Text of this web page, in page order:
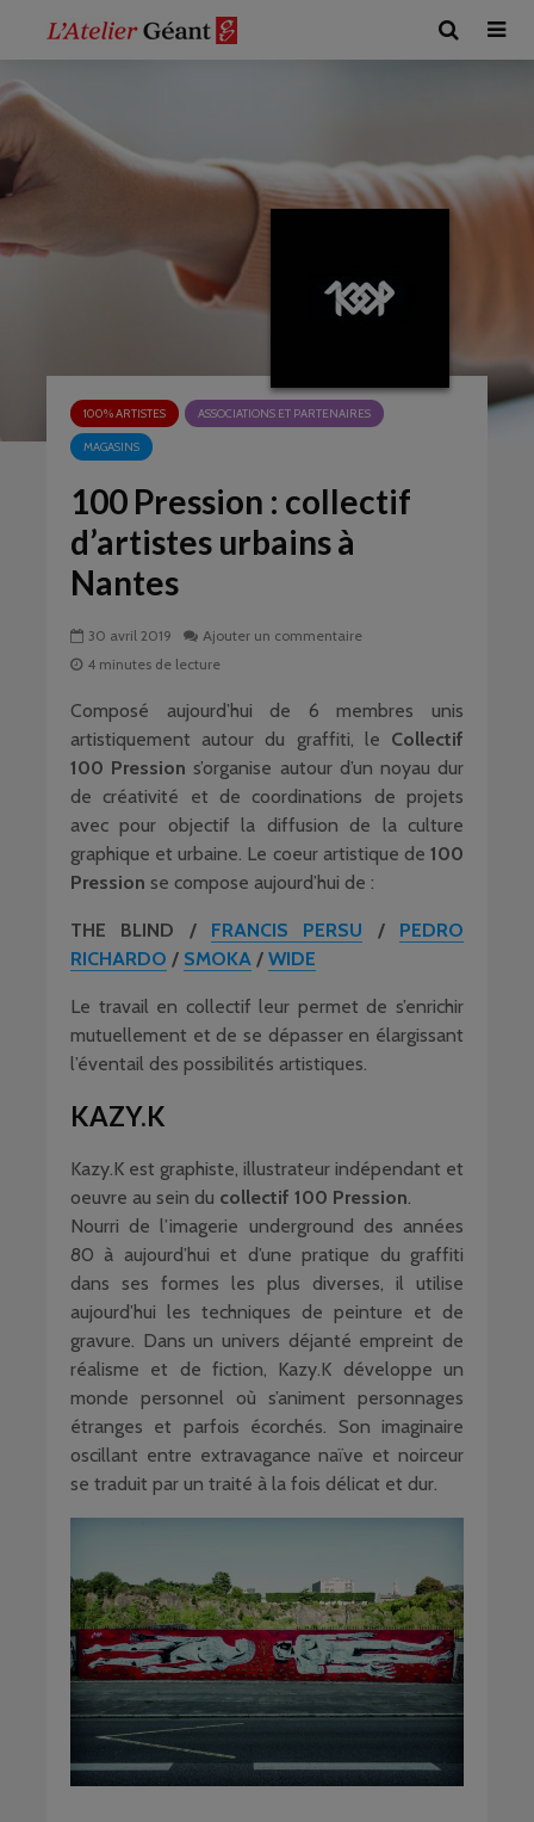
100% ARTISTES ASSOCIATIONS ET PARTENAIRES
MAGASINS
100 Pression : collectif
d’artistes urbains à
Nantes
30 avril 2019
Ajouter un commentaire
4 minutes de lecture
Composé aujourd’hui de 6 membres unis
artistiquement autour du graffiti, le Collectif
100 Pressions’organise autour d’un noyau dur
de créativité et de coordinations de projets
avec pour objectif la diffusion de la culture
graphique et urbaine. Le coeur artistique de 100
Pression se compose aujourd’hui de :
THE BLIND / FRANCIS PERSU / PEDRO
RICHARDO / SMOKA / WIDE
Le travail en collectif leur permet de s’enrichir
mutuellement et de se dépasser en élargissant
l’éventail des possibilités artistiques.
KAZY.K
Kazy.K est graphiste, illustrateur indépendant et
oeuvre au sein du collectif 100 Pression.
Nourri de l’imagerie underground des années
80 à aujourd’hui et d’une pratique du graffiti
dans ses formes les plus diverses, il utilise
aujourd’hui les techniques de peinture et de
gravure. Dans un univers déjanté empreint de
réalisme et de fiction, Kazy.K développe un
monde personnel où s’animent personnages
étranges et parfois écorchés. Son imaginaire
oscillant entre extravagance naïve et noirceur
se traduit par un traité à la fois délicat et dur.